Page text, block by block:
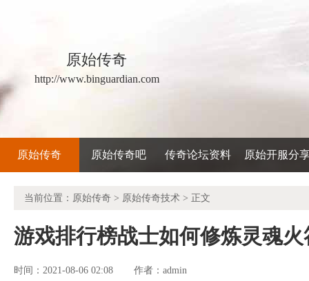
原始传奇
http://www.binguardian.com
原始传奇 原始传奇吧 传奇论坛资料 原始开服分
当前位置： 原始传奇 > 原始传奇技术 > 正文
游戏排行榜战士如何修炼灵魂火
时间：2021-08-06 02:08 作者： admin